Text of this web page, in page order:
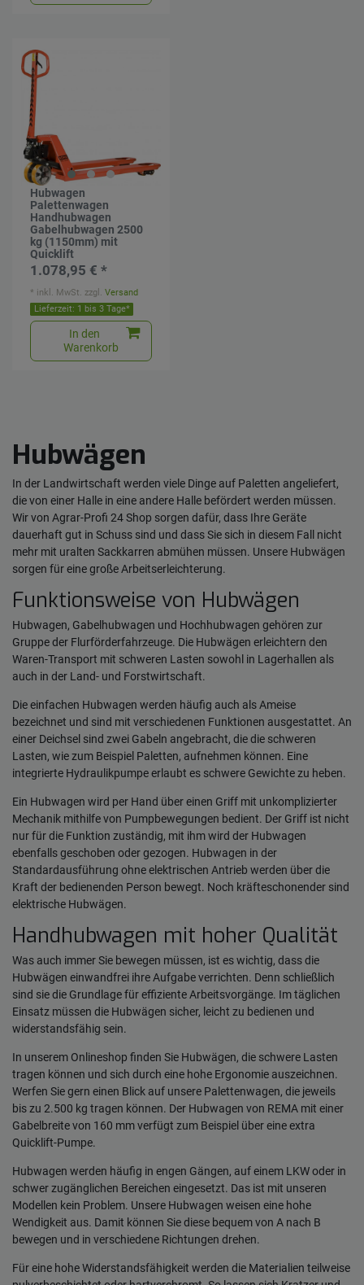
Hubwagen
Palettenwagen
Handhubwagen
Gabelhubwagen 2500
kg (1150mm) mit
Quicklift
1.078,95 € *
Lieferzeit: 1 bis 3 Tage*
In den
Warenkorb
* inkl. MwSt. zzgl.Versand
Hubwägen
In der Landwirtschaft werden viele Dinge auf Paletten angeliefert,
die von einer Halle in eine andere Halle befördert werden müssen.
Wir von Agrar-Profi 24 Shop sorgen dafür, dass Ihre Geräte
dauerhaft gut in Schuss sind und dass Sie sich in diesem Fall nicht
mehr mit uralten Sackkarren abmühen müssen. Unsere Hubwägen
sorgen für eine große Arbeitserleichterung.
Funktionsweise von Hubwägen
Hubwagen, Gabelhubwagen und Hochhubwagen gehören zur
Gruppe der Flurförderfahrzeuge. Die Hubwägen erleichtern den
Waren-Transport mit schweren Lasten sowohl in Lagerhallen als
auch in der Land- und Forstwirtschaft.
Die einfachen Hubwagen werden häufig auch als Ameise
bezeichnet und sind mit verschiedenen Funktionen ausgestattet. An
einer Deichsel sind zwei Gabeln angebracht, die die schweren
Lasten, wie zum Beispiel Paletten, aufnehmen können. Eine
integrierte Hydraulikpumpe erlaubt es schwere Gewichte zu heben.
Ein Hubwagen wird per Hand über einen Griff mit unkomplizierter
Mechanik mithilfe von Pumpbewegungen bedient. Der Griff ist nicht
nur für die Funktion zuständig, mit ihm wird der Hubwagen
ebenfalls geschoben oder gezogen. Hubwagen in der
Standardausführung ohne elektrischen Antrieb werden über die
Kraft der bedienenden Person bewegt. Noch kräfteschonender sind
elektrische Hubwägen.
Handhubwagen mit hoher Qualität
Was auch immer Sie bewegen müssen, ist es wichtig, dass die
Hubwägen einwandfrei ihre Aufgabe verrichten. Denn schließlich
sind sie die Grundlage für effiziente Arbeitsvorgänge. Im täglichen
Einsatz müssen die Hubwägen sicher, leicht zu bedienen und
widerstandsfähig sein.
In unserem Onlineshop finden Sie Hubwägen, die schwere Lasten
tragen können und sich durch eine hohe Ergonomie auszeichnen.
Werfen Sie gern einen Blick auf unsere Palettenwagen, die jeweils
bis zu 2.500 kg tragen können. Der Hubwagen von REMA mit einer
Gabelbreite von 160 mm verfügt zum Beispiel über eine extra
Quicklift-Pumpe.
Hubwagen werden häufig in engen Gängen, auf einem LKW oder in
schwer zugänglichen Bereichen eingesetzt. Das ist mit unseren
Modellen kein Problem. Unsere Hubwagen weisen eine hohe
Wendigkeit aus. Damit können Sie diese bequem von A nach B
bewegen und in verschiedene Richtungen drehen.
Für eine hohe Widerstandsfähigkeit werden die Materialien teilweise